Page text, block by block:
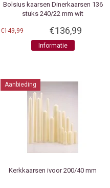
Bolsius kaarsen Dinerkaarsen 136
stuks 240/22 mm wit
€149,99 €136,99
Informatie
Aanbieding
Kerkkaarsen ivoor 200/40 mm